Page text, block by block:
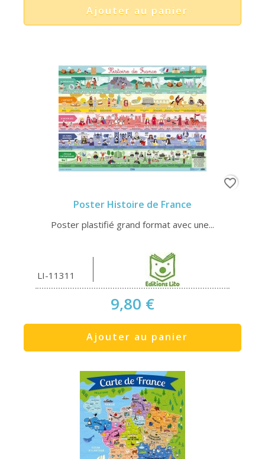
Ajouter au panier
Poster Histoire de France
Poster plastifié grand format avec une...
LI-11311
9,80 €
Ajouter au panier
favorite_border